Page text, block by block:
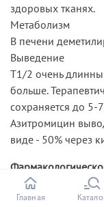
здоровых тканях.
Метаболизм
В печени
Выведение
T1/2 очень
больше.
сохраняется до
Азитромицин
виде - 50% через
Главная